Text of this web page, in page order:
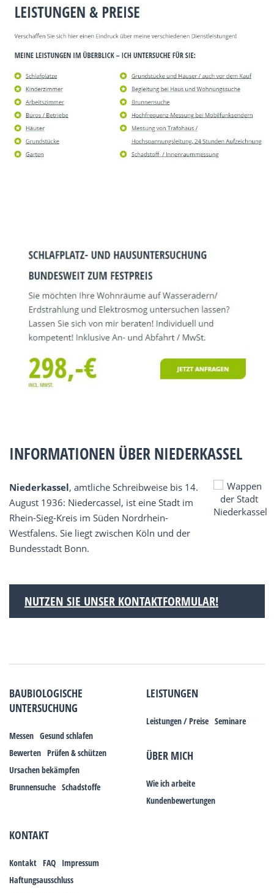
INFORMATIONEN ÜBER NIEDERKASSEL
Niederkassel, amtliche Schreibweise bis 14.
August 1936: Niedercassel, ist eine Stadt im
Rhein-Sieg-Kreis im Süden Nordrhein-
Westfalens. Sie liegt zwischen Köln und der
Bundesstadt Bonn.
NUTZEN SIE UNSER KONTAKTFORMULAR!
BAUBIOLOGISCHE
UNTERSUCHUNG
Messen Gesund schlafen
Bewerten Prüfen & schützen
Ursachen bekämpfen
Brunnensuche Schadstoffe
LEISTUNGEN
Leistungen / Preise Seminare
ÜBER MICH
Wie ich arbeite
Kundenbewertungen
KONTAKT
Kontakt FAQ Impressum
Haftungsausschluss